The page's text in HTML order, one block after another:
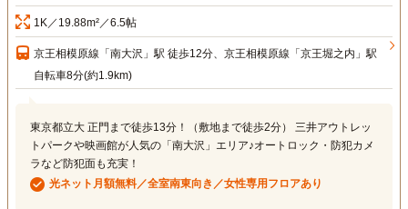
1K／19.88m²／6.5帖
京王相模原線「南大沢」駅 徒歩12分、京王相模原線「京王堀之内」駅
自転車8分(約1.9km)
東京都立大 正門まで徒歩13分！（敷地まで徒歩2分） 三井アウトレッ
トパークや映画館が人気の「南大沢」エリア♪オートロック・防犯カメ
ラなど防犯面も充実！
光ネット月額無料／全室南東向き／女性専用フロアあり